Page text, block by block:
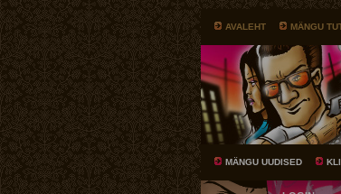
AVALEHT MÄNGU
MÄNGU UUDISED